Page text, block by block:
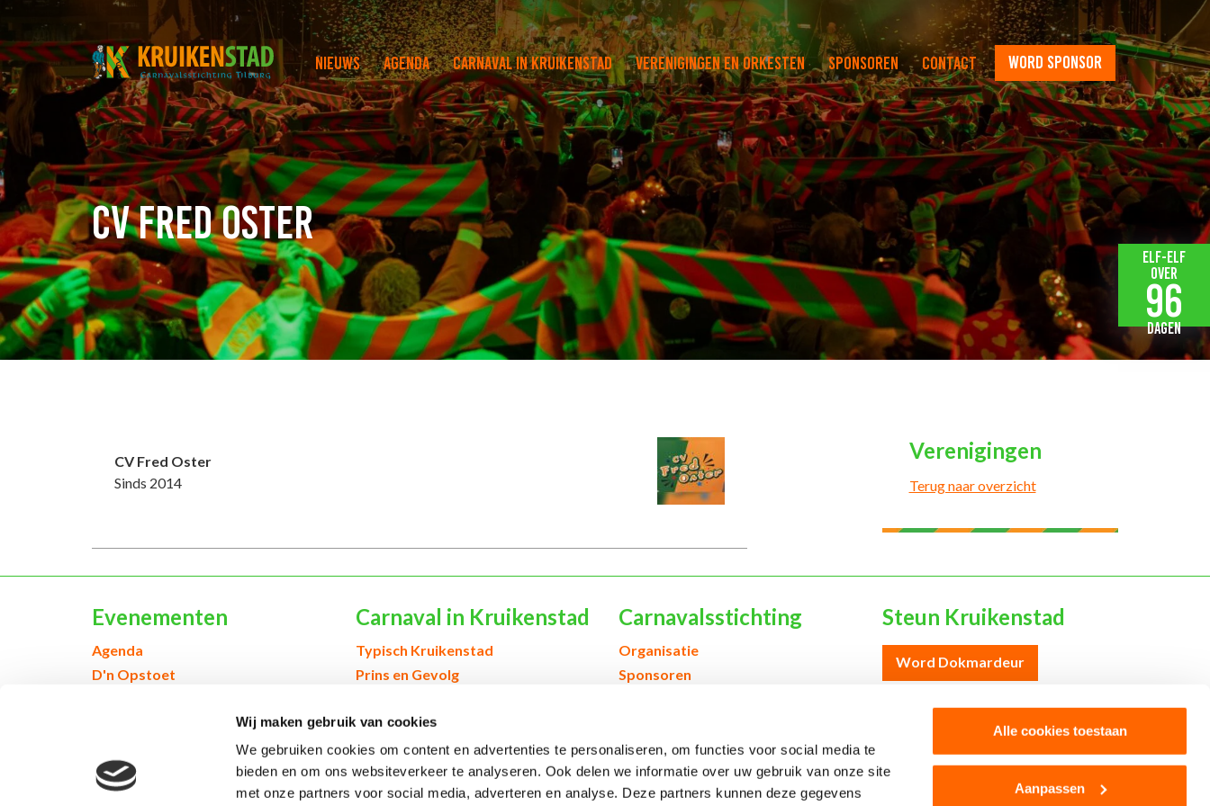
Wij maken gebruik van cookies
We gebruiken cookies om content en advertenties te personaliseren, om functies voor social media te
bieden en om ons websiteverkeer te analyseren. Ook delen we informatie over uw gebruik van onze site
met onze partners voor social media, adverteren en analyse. Deze partners kunnen deze gegevens
Alle cookies toestaan
Aanpassen
Nieuws Agenda Carnaval in Kruikenstad Verenigingen en orkesten Sponsoren Contact word sponsor
CV Fred Oster
CV Fred Oster
Sinds 2014
Verenigingen
Terug naar overzicht
Elf-elf
over
96
dagen
Evenementen
Agenda
D'n Opstoet
Inschrijven voor evenementen
Carnaval in Kruikenstad
Typisch Kruikenstad
Prins en Gevolg
Geschiedenis Kruikenstad
Carnavalsstichting
Organisatie
Sponsoren
Steun Kruikenstad
Word Dokmardeur
Word sponsor
© 2026 Kruikenstad. Product van2manydots Disclaimer Privacy